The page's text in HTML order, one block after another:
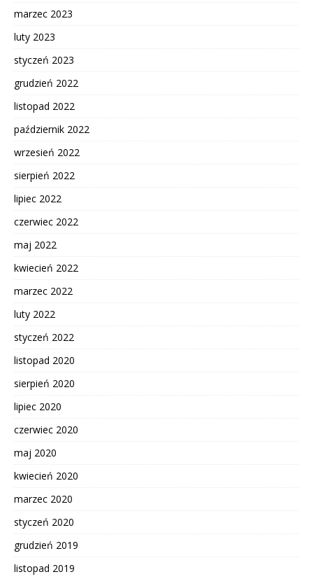
marzec 2023
luty 2023
styczeń 2023
grudzień 2022
listopad 2022
październik 2022
wrzesień 2022
sierpień 2022
lipiec 2022
czerwiec 2022
maj 2022
kwiecień 2022
marzec 2022
luty 2022
styczeń 2022
listopad 2020
sierpień 2020
lipiec 2020
czerwiec 2020
maj 2020
kwiecień 2020
marzec 2020
styczeń 2020
grudzień 2019
listopad 2019